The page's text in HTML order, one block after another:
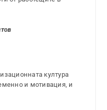
култура
и мотивация, и